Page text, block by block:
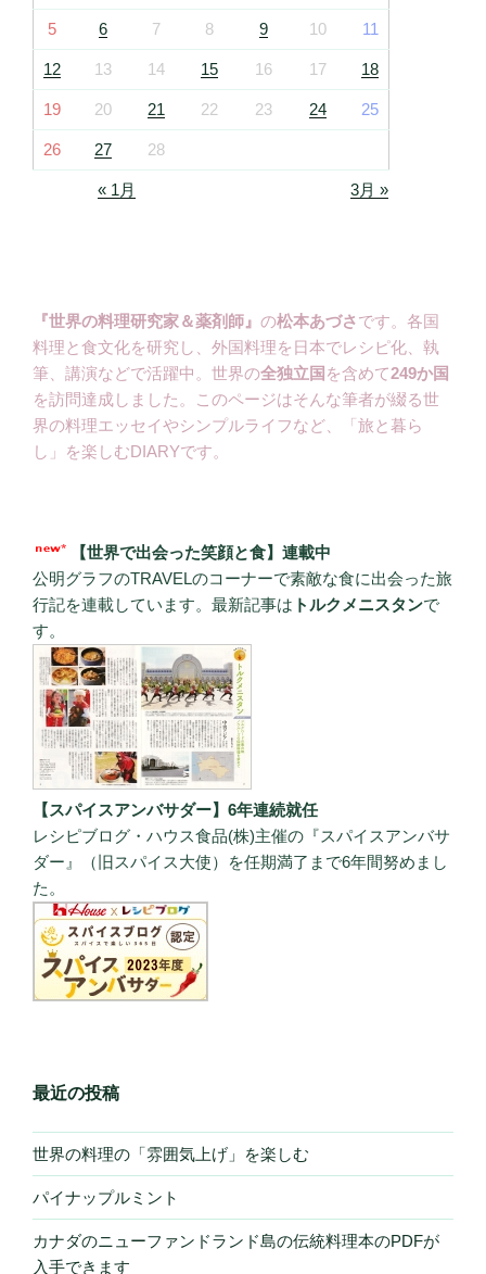
5 6 7 8 9 10 11
12 13 14 15 16 17 18
19 20 21 22 23 24 25
26 27 28
« 1月 3月 »
『世界の料理研究家＆薬剤師』 の松本あづさです。各国
料理と食文化を研究し、外国料理を日本でレシピ化、執
筆、講演などで活躍中。世界の全独立国 を含めて249か国
を訪問達成しました。このページはそんな筆者が綴る世
界の料理エッセイやシンプルライフなど、「旅と暮ら
し」を楽しむDIARYです。
【世界で出会った笑顔と食】連載中
公明グラフのTRAVELのコーナーで素敵な食に出会った旅
行記を連載しています。最新記事は トルクメニスタンで
す。
【スパイスアンバサダー】6年連続就任
レシピブログ・ハウス食品(株)主催の『スパイスアンバサ
ダー』（旧スパイス大使）を任期満了まで6年間努めまし
た。
最近の投稿
世界の料理の「雰囲気上げ」を楽しむ
パイナップルミント
カナダのニューファンドランド島の伝統料理本のPDFが
入手できます